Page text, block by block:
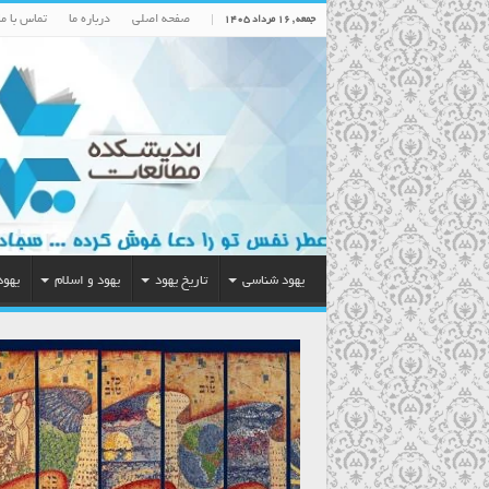
جمعه , ۱۶ مرداد ۱۴۰۵ صفحه اصلی درباره ما تماس با
یهود شناسی تاریخ یهود یهود و اسلام